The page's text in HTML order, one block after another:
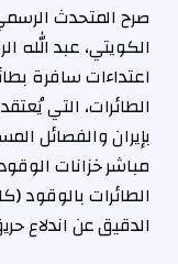
صرح المتحدث
الكويتي، عبد الله
اعتداءات سافرة
الطائرات، التي
بإيران والفصائل
مباشر خزانات
الطائرات بالوقود
الدقيق عن اندلاع